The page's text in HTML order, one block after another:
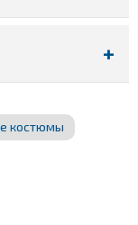
костюмы